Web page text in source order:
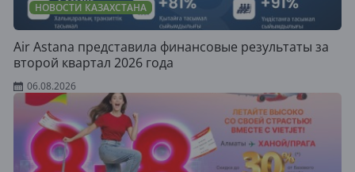
НОВОСТИ КАЗАХСТАНА
Air Astana представила финансовые результаты за
второй квартал 2026 года
06.08.2026